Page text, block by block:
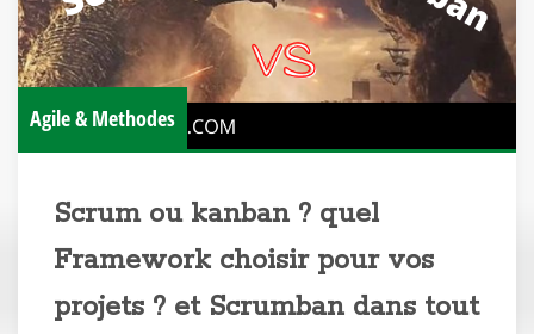
Agile & Methodes
Scrum ou kanban ? quel
Framework choisir pour vos
projets ? et Scrumban dans tout